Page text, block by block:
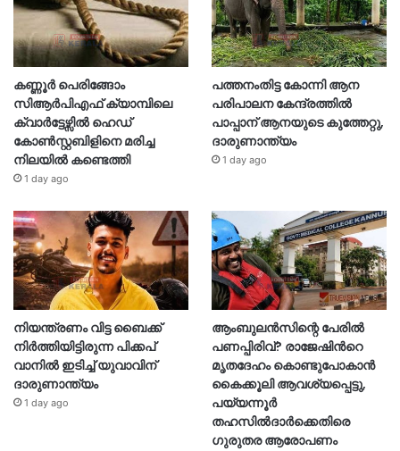
കണ്ണൂർ പെരിങ്ങോം
സിആർപിഎഫ് ക്യാമ്പിലെ
ക്വാർട്ടേഴ്സിൽ ഹെഡ്
കോൺസ്റ്റബിളിനെ മരിച്ച
നിലയിൽ കണ്ടെത്തി
1 day ago
പത്തനംതിട്ട കോന്നി ആന
പരിപാലന കേന്ദ്രത്തിൽ
പാപ്പാന് ആനയുടെ കുത്തേറ്റു,
ദാരുണാന്ത്യം
1 day ago
നിയന്ത്രണം വിട്ട ബൈക്ക്
നിർത്തിയിട്ടിരുന്ന പിക്കപ്
വാനിൽ ഇടിച്ച് യുവാവിന്
ദാരുണാന്ത്യം
1 day ago
ആംബുലൻസിന്റെ പേരിൽ
പണപ്പിരിവ്? രാജേഷിന്‍റെ
മൃതദേഹം കൊണ്ടുപോകാൻ
കൈക്കൂലി ആവശ്യപ്പെട്ടു,
പയ്യന്നൂർ
തഹസിൽദാർക്കെതിരെ
ഗുരുതര ആരോപണം